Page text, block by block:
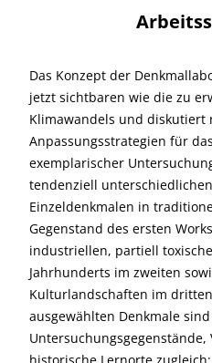
Das Konzept der
jetzt sichtbaren wie die zu
Klimawandels und diskutiert
Anpassungsstrategien für
exemplarischer
tendenziell
Einzeldenkmalen in
Gegenstand des ersten
industriellen, partiell
Jahrhunderts im zweiten
Kulturlandschaften im
ausgewählten Denkmale